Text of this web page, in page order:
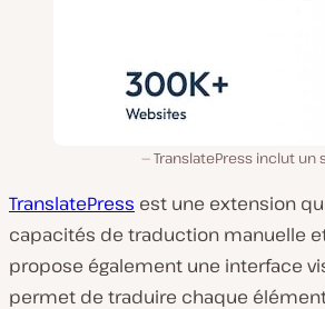
TranslatePress inclut un
TranslatePress est une extension
capacités de traduction manuelle
propose également une interface
permet de traduire chaque